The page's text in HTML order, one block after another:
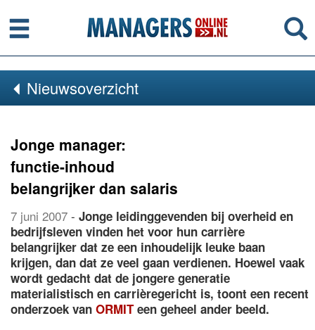
Menu
Nieuwsoverzicht
Jonge manager:
functie-inhoud
belangrijker dan salaris
7 juni 2007 - Jonge leidinggevenden bij overheid en
bedrijfsleven vinden het voor hun carrière
belangrijker dat ze een inhoudelijk leuke baan
krijgen, dan dat ze veel gaan verdienen. Hoewel vaak
wordt gedacht dat de jongere generatie
materialistisch en carrièregericht is, toont een recent
onderzoek van ORMITeen geheel ander beeld.